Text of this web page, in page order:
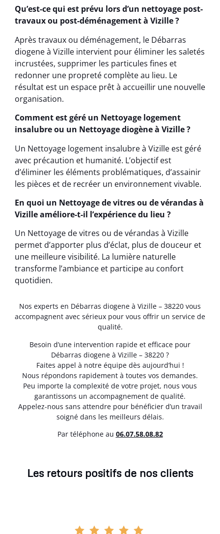
Qu’est-ce qui est prévu lors d’un nettoyage post-
travaux ou post-déménagement à Vizille ?
Après travaux ou déménagement, le Débarras
diogene à Vizille intervient pour éliminer les saletés
incrustées, supprimer les particules fines et
redonner une propreté complète au lieu. Le
résultat est un espace prêt à accueillir une nouvelle
organisation.
Comment est géré un Nettoyage logement
insalubre ou un Nettoyage diogène à Vizille ?
Un Nettoyage logement insalubre à Vizille est géré
avec précaution et humanité. L’objectif est
d’éliminer les éléments problématiques, d’assainir
les pièces et de recréer un environnement vivable.
En quoi un Nettoyage de vitres ou de vérandas à
Vizille améliore-t-il l’expérience du lieu ?
Un Nettoyage de vitres ou de vérandas à Vizille
permet d’apporter plus d’éclat, plus de douceur et
une meilleure visibilité. La lumière naturelle
transforme l’ambiance et participe au confort
quotidien.
Nos experts en Débarras diogene à Vizille – 38220 vous
accompagnent avec sérieux pour vous offrir un service de
qualité.
Besoin d’une intervention rapide et efficace pour
Débarras diogene à Vizille – 38220 ?
Faites appel à notre équipe dès aujourd’hui !
Nous répondons rapidement à toutes vos demandes.
Peu importe la complexité de votre projet, nous vous
garantissons un accompagnement de qualité.
Appelez-nous sans attendre pour bénéficier d’un travail
soigné dans les meilleurs délais.
Par téléphone au 06.07.58.08.82
Les retours positifs de nos clients